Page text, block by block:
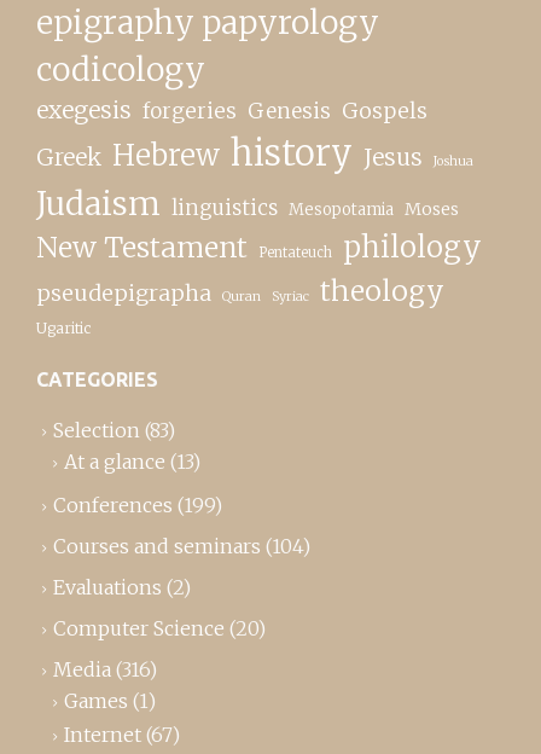
epigraphy papyrology
codicology
exegesis forgeries Genesis Gospels
Greek Hebrew history Jesus Joshua
Judaism linguistics Mesopotamia Moses
New Testament Pentateuch philology
pseudepigrapha Quran Syriac theology
Ugaritic
CATEGORIES
Selection (83)
At a glance (13)
Conferences (199)
Courses and seminars (104)
Evaluations (2)
Computer Science (20)
Media (316)
Games (1)
Internet (67)